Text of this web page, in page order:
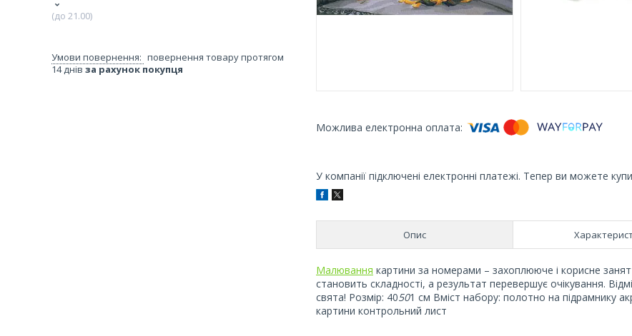
У компанії підключені електронні платежі. Тепер ви можете
Опис
Малювання картини за номерами – захоплююче і корисне
становить складності, а результат перевершує очікування.
свята! Розмір: 40501 см Вміст набору: полотно на підрамнику
картини контрольний лист
(до 21.00)
повернення товару протягом
14 днів за рахунок покупця